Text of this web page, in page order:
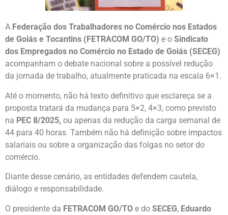
A Federação dos Trabalhadores no Comércio nos Estados
de Goiás e Tocantins (FETRACOM GO/TO) e o Sindicato
dos Empregados no Comércio no Estado de Goiás (SECEG)
acompanham o debate nacional sobre a possível redução
da jornada de trabalho, atualmente praticada na escala 6×1.
Até o momento, não há texto definitivo que esclareça se a
proposta tratará da mudança para 5×2, 4×3, como previsto
na PEC 8/2025, ou apenas da redução da carga semanal de
44 para 40 horas. Também não há definição sobre impactos
salariais ou sobre a organização das folgas no setor do
comércio.
Diante desse cenário, as entidades defendem cautela,
diálogo e responsabilidade.
O presidente da FETRACOM GO/TO e do SECEG, Eduardo